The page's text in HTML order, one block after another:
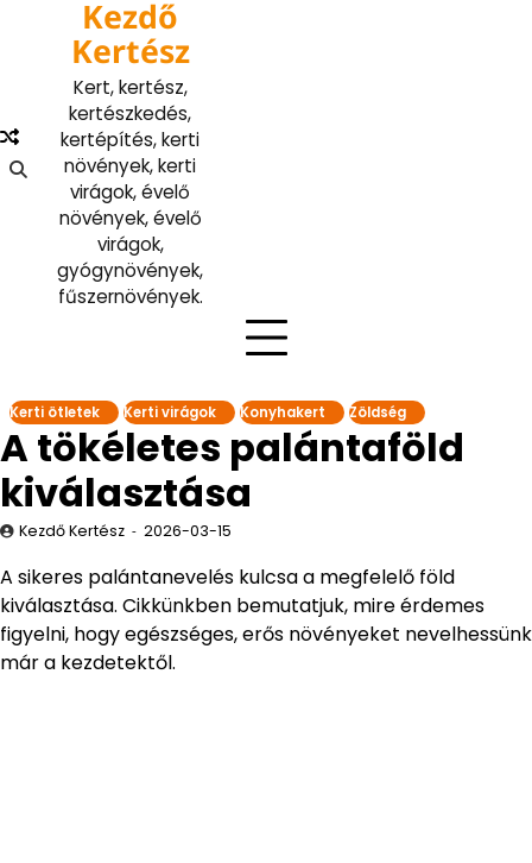
content
Kezdő
Kertész
Kert, kertész,
kertészkedés,
kertépítés, kerti
növények, kerti
virágok, évelő
növények, évelő
virágok,
gyógynövények,
fűszernövények.
Kerti ötletek Kerti virágok Konyhakert Zöldség
A tökéletes palántaföld
kiválasztása
Kezdő Kertész 2026-03-15
A sikeres palántanevelés kulcsa a megfelelő föld
kiválasztása. Cikkünkben bemutatjuk, mire érdemes
figyelni, hogy egészséges, erős növényeket nevelhessünk
már a kezdetektől.